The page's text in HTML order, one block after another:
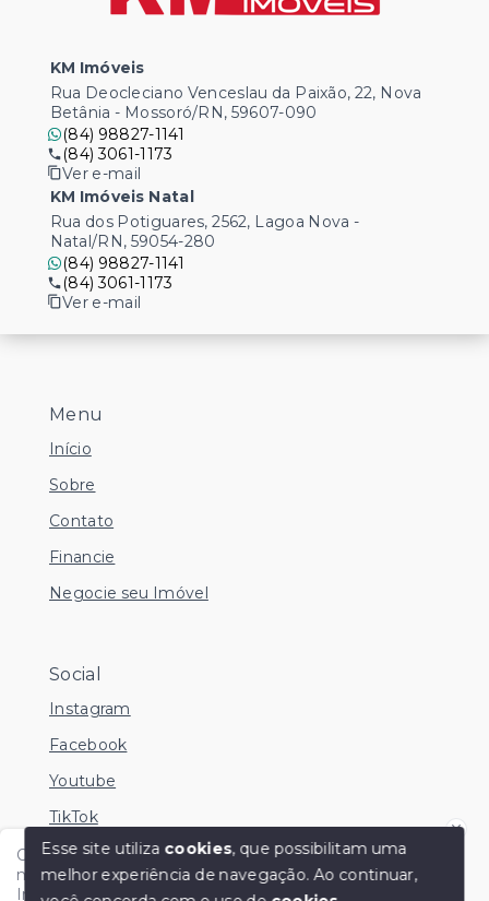
Olá me chamo Kamila e estou disponível nesse
momento para esclarecer dúvidas no Whatsapp.
Independente do horário é só chamar!
Menu
Início
Sobre
Contato
Financie
Negocie seu Imóvel
Social
Instagram
Facebook
Youtube
TikTok
KM Imóveis
Rua Deocleciano Venceslau da Paixão, 22, Nova
Betânia - Mossoró/RN, 59607-090
(84) 98827-1141
(84) 3061-1173
Ver e-mail
KM Imóveis Natal
Rua dos Potiguares, 2562, Lagoa Nova -
Natal/RN, 59054-280
(84) 98827-1141
(84) 3061-1173
Ver e-mail
Esse site utiliza cookies, que possibilitam uma
melhor experiência de navegação.Ao continuar,